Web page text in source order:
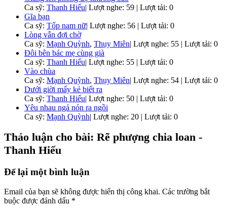
Ca sỹ: Thanh Hiếu| Lượt nghe: 59 | Lượt tải: 0
Gĩa bạn
Ca sỹ: Tốp nam nữ| Lượt nghe: 56 | Lượt tải: 0
Lòng vẫn đợi chờ
Ca sỹ: Mạnh Quỳnh, Thụy Miên| Lượt nghe: 55 | Lượt tải: 0
Đôi bên bác mẹ cùng già
Ca sỹ: Thanh Hiếu| Lượt nghe: 55 | Lượt tải: 0
Vào chùa
Ca sỹ: Mạnh Quỳnh, Thụy Miên| Lượt nghe: 54 | Lượt tải: 0
Dưới giời mấy kẻ biết ra
Ca sỹ: Thanh Hiếu| Lượt nghe: 50 | Lượt tải: 0
Yêu nhau ngả nón ra ngồi
Ca sỹ: Mạnh Quỳnh| Lượt nghe: 20 | Lượt tải: 0
Thảo luận cho bài: Rẽ phượng chia loan -
Thanh Hiếu
Để lại một bình luận
Email của bạn sẽ không được hiển thị công khai. Các trường bắt
buộc được đánh dấu *